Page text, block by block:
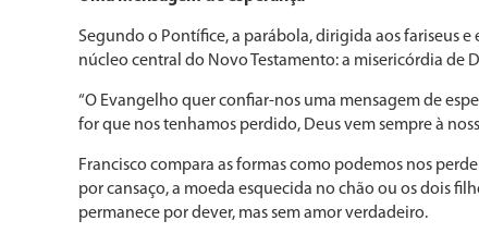
Segundo o Pontífice, a parábola, dirigida aos fariseus
núcleo central do Novo Testamento: a misericórdia de
“O Evangelho quer confiar-nos uma mensagem de
for que nos tenhamos perdido, Deus vem sempre à
Francisco compara as formas como podemos nos
por cansaço, a moeda esquecida no chão ou os dois
permanece por dever, mas sem amor verdadeiro.